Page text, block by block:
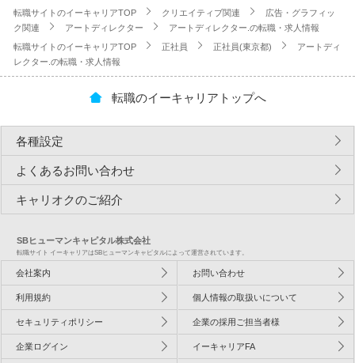
転職サイトのイーキャリアTOP クリエイティブ関連
広告・グラフィッ
ク関連
アートディレクター アートディレクター.の転職・求人情報
転職サイトのイーキャリアTOP 正社員 正社員(東京都)
アートディ
レクター.の転職・求人情報
転職のイーキャリアトップへ
各種設定
よくあるお問い合わせ
キャリオクのご紹介
SBヒューマンキャピタル株式会社
転職サイト イーキャリアはSBヒューマンキャピタルによって運営されています。
会社案内 お問い合わせ
利用規約 個人情報の取扱いについて
セキュリティポリシー 企業の採用ご担当者様
企業ログイン イーキャリアFA